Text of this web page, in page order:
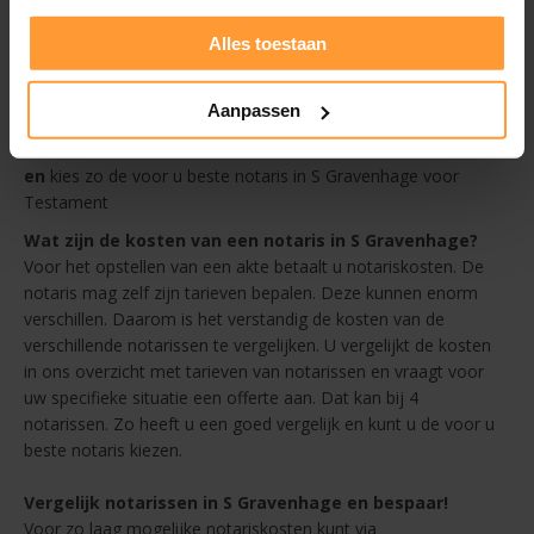
Alles toestaan
Aanpassen
Prijs - bekijk de tarieven van de notaris in S Gravenhage in ons
Afstand - altijd een goedkope notaris in de buurt van S
en kies zo de voor u beste notaris in S Gravenhage voor
Testament
Wat zijn de kosten van een notaris in S Gravenhage?
Voor het opstellen van een akte betaalt u notariskosten. De
notaris mag zelf zijn tarieven bepalen. Deze kunnen enorm
verschillen. Daarom is het verstandig de kosten van de
verschillende notarissen te vergelijken. U vergelijkt de kosten
in ons overzicht met tarieven van notarissen en vraagt voor
uw specifieke situatie een offerte aan. Dat kan bij 4
notarissen. Zo heeft u een goed vergelijk en kunt u de voor u
beste notaris kiezen.
Vergelijk notarissen in S Gravenhage en bespaar!
Voor zo laag mogelijke notariskosten kunt via